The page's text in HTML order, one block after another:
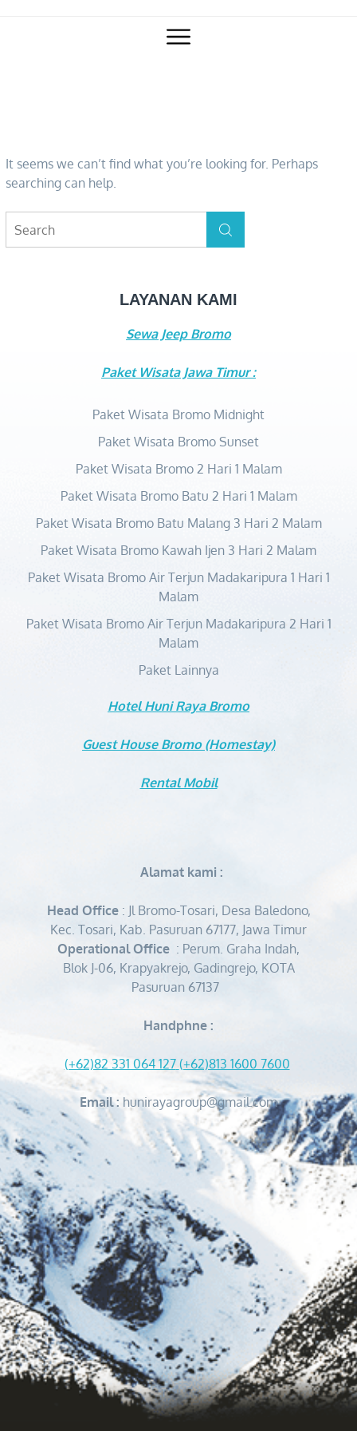
It seems we can’t find what you’re looking for. Perhaps
searching can help.
for:
Search
LAYANAN KAMI
Sewa Jeep Bromo
Paket Wisata Jawa Timur :
Paket Wisata Bromo Midnight
Paket Wisata Bromo Sunset
Paket Wisata Bromo 2 Hari 1 Malam
Paket Wisata Bromo Batu 2 Hari 1 Malam
Paket Wisata Bromo Batu Malang 3 Hari 2 Malam
Paket Wisata Bromo Kawah Ijen 3 Hari 2 Malam
Paket Wisata Bromo Air Terjun Madakaripura 1 Hari 1
Malam
Paket Wisata Bromo Air Terjun Madakaripura 2 Hari 1
Malam
Paket Lainnya
Hotel Huni Raya Bromo
Guest House Bromo (Homestay)
Rental Mobil
Alamat kami :
Head Office: Jl Bromo-Tosari, Desa Baledono,
Kec. Tosari, Kab. Pasuruan 67177, Jawa Timur
Operational Office : Perum. Graha Indah,
Blok J-06, Krapyakrejo, Gadingrejo, KOTA
Pasuruan 67137
Handphne :
(+62)82 331 064 127 (+62)813 1600 7600
Email : hunirayagroup@gmail.com